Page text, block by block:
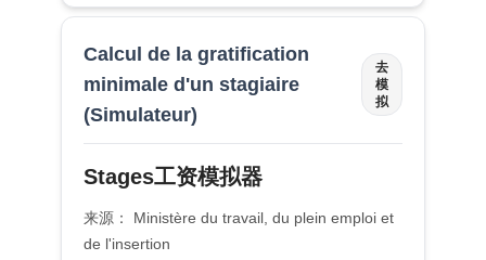
Calcul de la gratification
minimale d'un stagiaire
(Simulateur)
去
模
拟
Stages工资模拟器
来源： Ministère du travail, du plein emploi et
de l'insertion